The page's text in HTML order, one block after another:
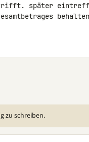
später
zu schreiben.